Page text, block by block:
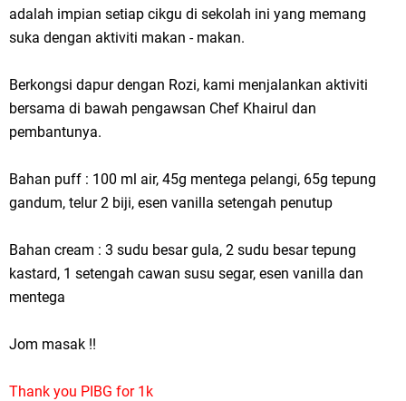
adalah impian setiap cikgu di sekolah ini yang memang
suka dengan aktiviti makan - makan.
Berkongsi dapur dengan Rozi, kami menjalankan aktiviti
bersama di bawah pengawsan Chef Khairul dan
pembantunya.
Bahan puff : 100 ml air, 45g mentega pelangi, 65g tepung
gandum, telur 2 biji, esen vanilla setengah penutup
Bahan cream : 3 sudu besar gula, 2 sudu besar tepung
kastard, 1 setengah cawan susu segar, esen vanilla dan
mentega
Jom masak !!
Thank you PIBG for 1k